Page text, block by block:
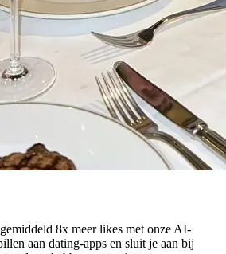
8x meer likes met onze AI-
aan dating-apps en sluit je aan bij